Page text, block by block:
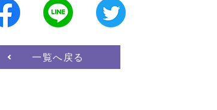
一覧へ戻る